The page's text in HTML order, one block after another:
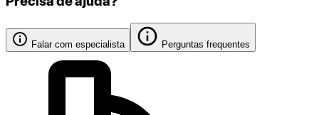
Falar com especialista Perguntas frequentes